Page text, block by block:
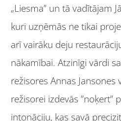
„Liesma” un tā vadītājam
kuri uzņēmās ne tikai
arī vairāku deju
nākamībai. Atzinīgi vārdi
režisores Annas
režisorei izdevās ”noķert”
intonāciju, kas savā